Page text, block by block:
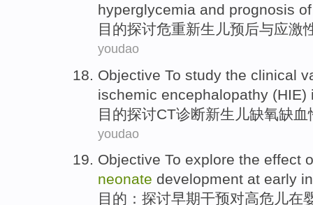
hyperglycemia and prognosis of
目的探讨危重新生儿预后与应激
youdao
Objective To study the clinical
ischemic encephalopathy (HIE)
目的探讨CT诊断新生儿缺氧缺血
youdao
Objective To explore the effect
neonate development at early
目的： 探讨早期干预对高危 儿在